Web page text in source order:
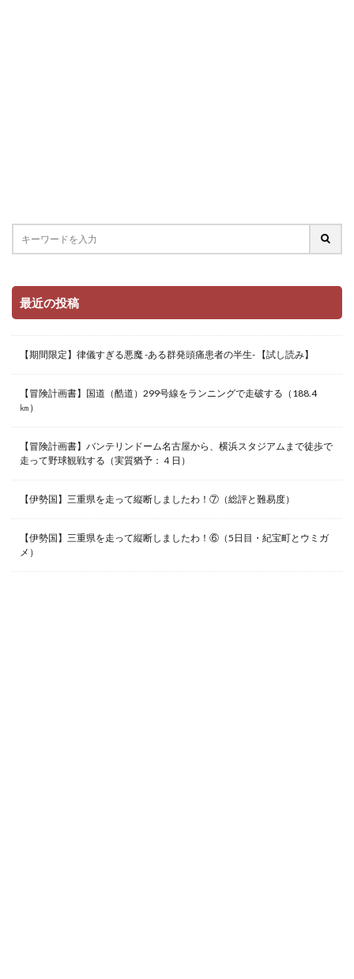
最近の投稿
【期間限定】律儀すぎる悪魔 -ある群発頭痛患者の半生- 【試し読み】
【冒険計画書】国道（酷道）299号線をランニングで走破する（188.4
㎞）
【冒険計画書】バンテリンドーム名古屋から、横浜スタジアムまで徒歩で
走って野球観戦する（実質猶予：４日）
【伊勢国】三重県を走って縦断しましたわ！⑦（総評と難易度）
【伊勢国】三重県を走って縦断しましたわ！⑥（5日目・紀宝町とウミガ
メ）